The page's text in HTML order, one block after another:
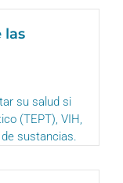
las
su salud si
(TEPT), VIH,
sustancias.